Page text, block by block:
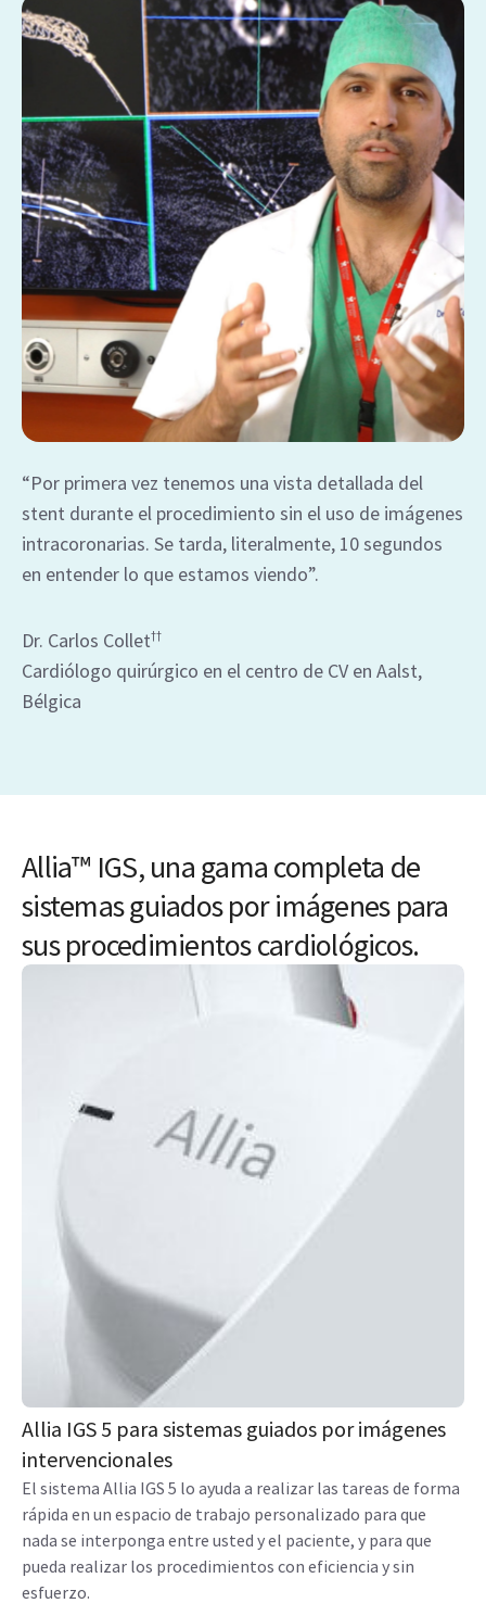
“Por primera vez tenemos una vista detallada del
stent durante el procedimiento sin el uso de imágenes
intracoronarias. Se tarda, literalmente, 10 segundos
en entender lo que estamos viendo”.
Dr. Carlos Collet††
Cardiólogo quirúrgico en el centro de CV en Aalst,
Bélgica
Allia™ IGS, una gama completa de
sistemas guiados por imágenes para
sus procedimientos cardiológicos.
Allia IGS 5 para sistemas guiados por imágenes
intervencionales
El sistema Allia IGS 5 lo ayuda a realizar las tareas de forma
rápida en un espacio de trabajo personalizado para que
nada se interponga entre usted y el paciente, y para que
pueda realizar los procedimientos con eficiencia y sin
esfuerzo.